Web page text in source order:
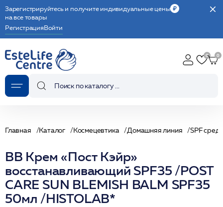
Зарегистрируйтесь и получите индивидуальные цены
на все товары
РегистрацияВойти
Главная Каталог Космецевтика Домашняя линия SPF
ВВ Крем «Пост Кэйр»
восстанавливающий SPF35 /POST
CARE SUN BLEMISH BALM SPF35
50мл /HISTOLAB*